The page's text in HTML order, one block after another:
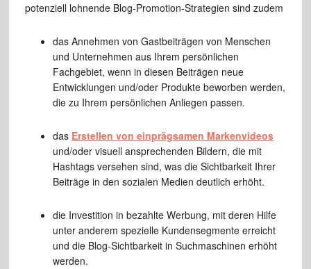
potenziell lohnende Blog-Promotion-Strategien sind zudem
das Annehmen von Gastbeiträgen von Menschen
und Unternehmen aus Ihrem persönlichen
Fachgebiet, wenn in diesen Beiträgen neue
Entwicklungen und/oder Produkte beworben werden,
die zu Ihrem persönlichen Anliegen passen.
das Erstellen von einprägsamen Markenvideos
und/oder visuell ansprechenden Bildern, die mit
Hashtags versehen sind, was die Sichtbarkeit Ihrer
Beiträge in den sozialen Medien deutlich erhöht.
die Investition in bezahlte Werbung, mit deren Hilfe
unter anderem spezielle Kundensegmente erreicht
und die Blog-Sichtbarkeit in Suchmaschinen erhöht
werden.